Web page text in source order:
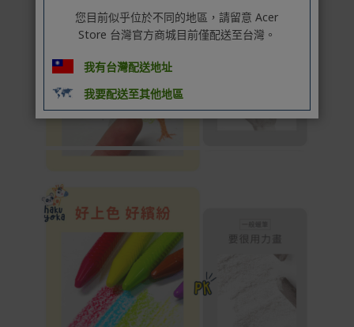
您目前似乎位於不同的地區，請留意 Acer
Store 台灣官方商城目前僅配送至台灣。
我有台灣配送地址
我要配送至其他地區